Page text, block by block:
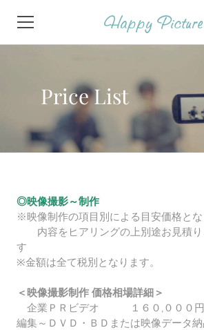
Happy Picture
◎映像撮影～制作
※映像制作の項目別による目安価格とな
内容をヒアリングの上別途お見積り
す
※金額は全て税別となります。
＜映像撮影制作 価格相場詳細＞
企業ＰＲビデオ １６０,００
編集～ＤＶＤ・ ＢＤまたは映像データ
MOVIE/制作内容
PRICE/価格表
CONTACT/お問合せ